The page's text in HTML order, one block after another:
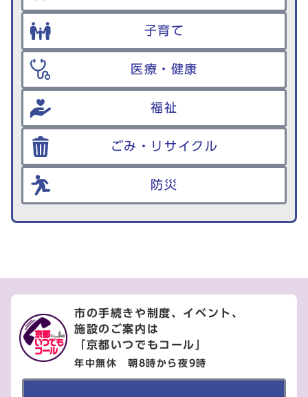
子育て
医療・健康
福祉
ごみ・リサイクル
防災
市の手続きや制度、イベント、
施設のご案内は
「京都いつでもコール」
年中無休 朝8時から夜9時